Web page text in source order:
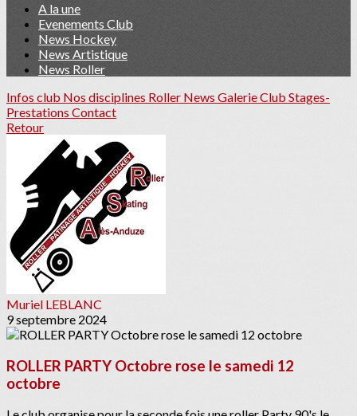
A la une
Evenements Club
News Hockey
News Artistique
News Roller
Infos club Nos disciplines Roller News Galerie Club Stages-
Prestations Contact
Retour
Muriel LEBLANC
9 septembre 2024
ROLLER PARTY Octobre rose le samedi 12
octobre